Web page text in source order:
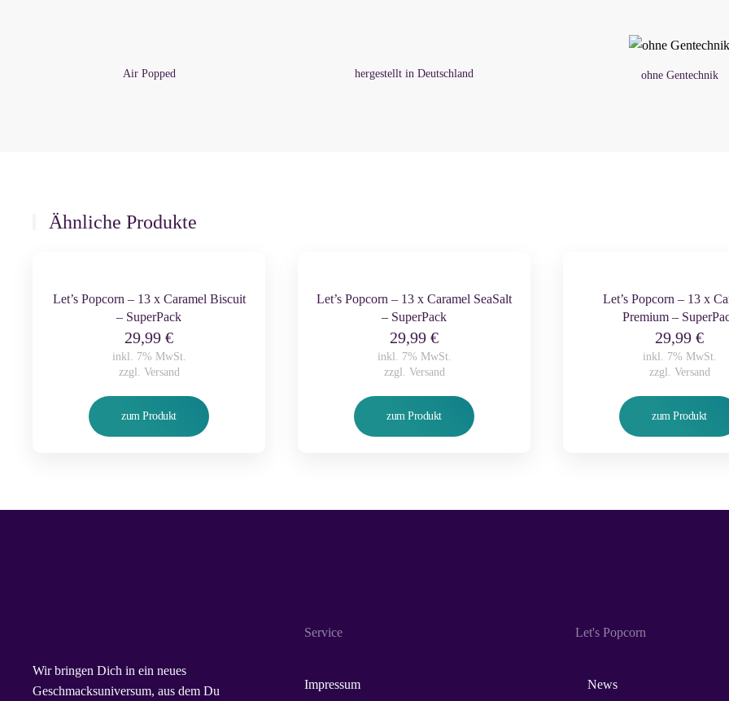
Air Popped hergestellt in Deutschland ohne Gentechnik
Ähnliche Produkte
Let’s Popcorn – 13 x Caramel Biscuit
– SuperPack
29,99 €
inkl. 7% MwSt.
zzgl. Versand
zum Produkt
Let’s Popcorn – 13 x Caramel SeaSalt
– SuperPack
29,99 €
inkl. 7% MwSt.
zzgl. Versand
zum Produkt
Let’s Popcorn – 13 x
Premium –
29,99 €
inkl. 7% MwSt.
zzgl. Versand
zum Produkt
Wir bringen Dich in ein neues
Geschmacksuniversum, aus dem Du
Service
Impressum
Let's Popcorn
News